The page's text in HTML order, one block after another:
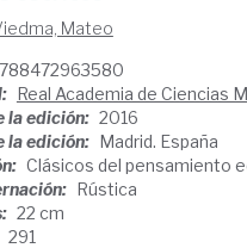
Mateo
Real Academia de Ciencias
la edición: 2016
la edición: Madrid. España
Clásicos del pensamiento
Rústica
22 cm
291